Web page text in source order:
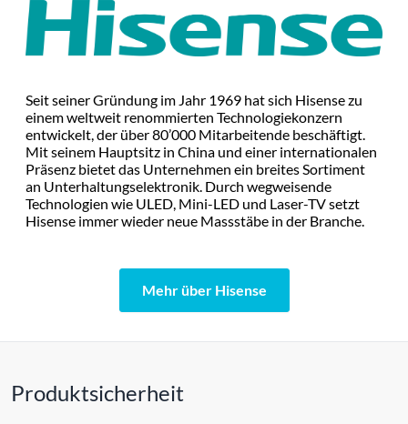
Seit seiner Gründung im Jahr 1969 hat sich Hisense zu
einem weltweit renommierten Technologiekonzern
entwickelt, der über 80’000 Mitarbeitende beschäftigt.
Mit seinem Hauptsitz in China und einer internationalen
Präsenz bietet das Unternehmen ein breites Sortiment
an Unterhaltungselektronik. Durch wegweisende
Technologien wie ULED, Mini-LED und Laser-TV setzt
Hisense immer wieder neue Massstäbe in der Branche.
Mehr über Hisense
Produktsicherheit